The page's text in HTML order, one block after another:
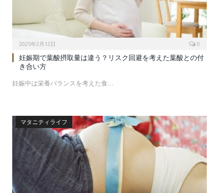
2025年2月12日 0
妊娠期で葉酸摂取量は違う？リスク回避を考えた葉酸との付
き合い方
妊娠中は栄養バランスを考えた食…
マタニティライフ